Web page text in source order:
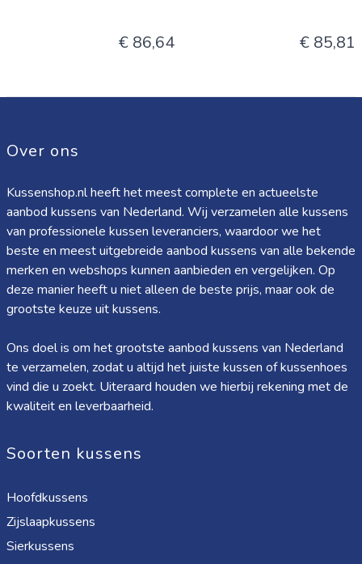
€ 86,64 € 85,81
Over ons
Kussenshop.nl heeft het meest complete en actueelste
aanbod kussens van Nederland. Wij verzamelen alle kussens
van professionele kussen leveranciers, waardoor we het
beste en meest uitgebreide aanbod kussens van alle bekende
merken en webshops kunnen aanbieden en vergelijken. Op
deze manier heeft u niet alleen de beste prijs, maar ook de
grootste keuze uit kussens.
Ons doel is om het grootste aanbod kussens van Nederland
te verzamelen, zodat u altijd het juiste kussen of kussenhoes
vind die u zoekt. Uiteraard houden we hierbij rekening met de
kwaliteit en leverbaarheid.
Soorten kussens
Hoofdkussens
Zijslaapkussens
Sierkussens